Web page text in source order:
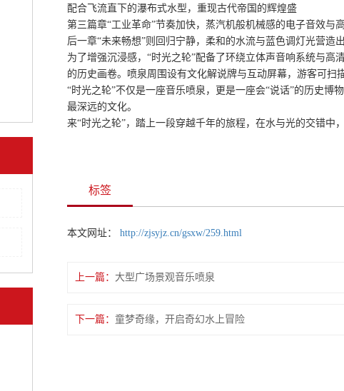
配合飞流直下的瀑布式水型，重现古代帝国的辉煌盛
第三篇章“工业革命”节奏加快，蒸汽机般机械感的电子音效
后一章“未来畅想”则回归宁静，柔和的水流与蓝色调灯光营造
为了增强沉浸感，“时光之轮”配备了环绕立体声音响系统与
的历史画卷。喷泉周围设有文化解说牌与互动屏幕，游客可扫
“时光之轮”不仅是一座音乐喷泉，更是一座会“说话”的历史
最深远的文化。
来“时光之轮”，踏上一段穿越千年的旅程，在水与光的交错中
标签
本文网址： http://zjsyjz.cn/gsxw/259.html
上一篇： 大型广场景观音乐喷泉
下一篇： 童梦奇缘，开启奇幻水上冒险